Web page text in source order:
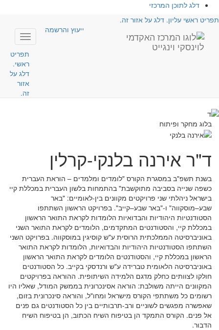
דלג לתוכן המרכזי
תפריט ראשי עליון. דלג על אזור זה.
ייעוץ והרשמה
Toggle
תפריט
ראשי.
דלג על
אזור
זה.
בלוג מחקר ופיתוח
ד"ר אירנה בלנקי-קרלין
בשנת תשפ"ב במסגרת הקורס "לומדים ומלמדים – הוראת העברית
כשפה שנייה בסביבה מתוקשבת" בהתמחות בלשון העברית במכללת קיי
בישראל ניהלתי שני פרויקטים מקוונים בין-לאומיים: "באר
שבע–מוסקווה" ו-"באר שבע–קייב". בפרויקט הראשון השתתפו
הסטודנטיות היהודיות והבדואיות הלומדות לקראת התואר הראשון
במכללת קיי, והסטודנטים המתקדמים, הלומדים לקראת התואר השני
באוניברסיטה הממלכתית הרוסית ע"ש קוסיגין במוסקווה. בפרויקט השני
השתתפו הסטודנטיות היהודיות והבדואיות, הלומדות לקראת התואר
הראשון במכללת קיי, והסטודנטים הלומדים לקראת התואר הראשון
באוניברסיטה הלאומית טברידה ע"ש ורנדסקי בקייב. כל הסטודנטים
חולקו לצוותים כחלק מדגם הלמידה השיתופית. ההוראה בפרויקטים
המקוונים הייתה משולבת: הוראה אסינכרונית בממשק המודל, שאליו היו
רשומים כל משתתפי הקורס מישראל ומחו"ל, והוראה סינכרונית בזום,
שאפשרה מפגשים לשוניים ורב-תרבותיים בין כל הסטודנטים גם פנים
אל פנים. הקורס התמקד הן בטיפוח השיח הכתוב, הן בטיפוח השיח
הדבור.